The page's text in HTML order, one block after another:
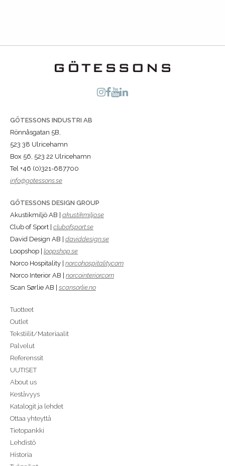
GÖTESSONS INDUSTRI AB
Rönnåsgatan 5B,
523 38 Ulricehamn
Box 56, 523 22 Ulricehamn
Tel +46 (0)321-687700
info@gotessons.se
GÖTESSONS DESIGN GROUP
Akustikmiljö AB | akustikmiljo.se
Club of Sport | clubofsport.se
David Design AB | daviddesign.se
Loopshop | loopshop.se
Norco Hospitality | norcohospitality.com
Norco Interior AB | norcointerior.com
Scan Sørlie AB | scansorlie.no
Tuotteet
Outlet
Tekstiilit/Materiaalit
Palvelut
Referenssit
UUTISET
About us
Kestävyys
Katalogit ja lehdet
Ottaa yhteyttä
Tietopankki
Lehdistö
Historia